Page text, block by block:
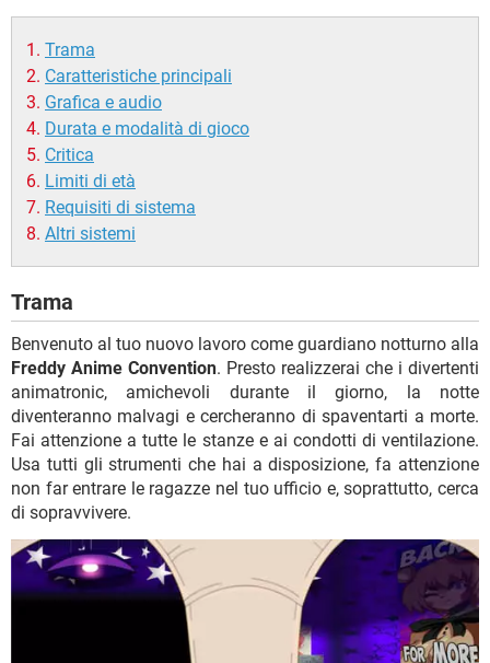
Trama
Caratteristiche principali
Grafica e audio
Durata e modalità di gioco
Critica
Limiti di età
Requisiti di sistema
Altri sistemi
Trama
Benvenuto al tuo nuovo lavoro come guardiano notturno alla
Freddy Anime Convention. Presto realizzerai che i divertenti
animatronic, amichevoli durante il giorno, la notte
diventeranno malvagi e cercheranno di spaventarti a morte.
Fai attenzione a tutte le stanze e ai condotti di ventilazione.
Usa tutti gli strumenti che hai a disposizione, fa attenzione
non far entrare le ragazze nel tuo ufficio e, soprattutto, cerca
di sopravvivere.